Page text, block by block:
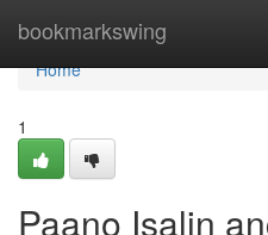
bookmarkswing
Home
Home
1
Paano Isalin